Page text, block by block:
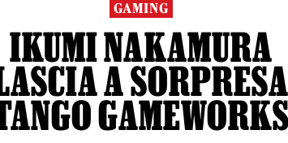
GAMING
IKUMI NAKAMURA
A SORPRESA